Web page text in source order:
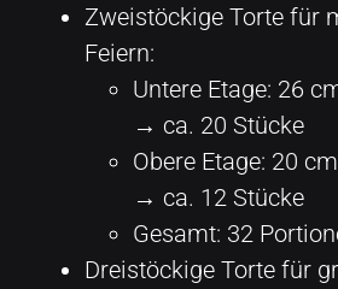
Zweistöckige Torte für
Feiern:
Untere Etage: 26
→ ca. 20 Stücke
Obere Etage: 20
→ ca. 12 Stücke
Gesamt: 32
Dreistöckige Torte für